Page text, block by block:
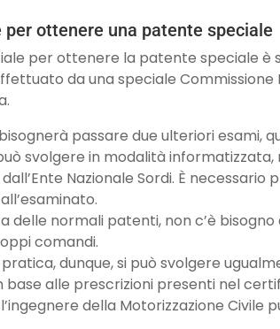
per ottenere una patente speciale
per ottenere la patente speciale
da una speciale Commissione
passare due ulteriori esami,
svolgere in modalità
Nazionale Sordi. È
delle normali patenti, non c’è
comandi.
pratica, dunque, si può svolgere
alle prescrizioni presenti nel
della Motorizzazione